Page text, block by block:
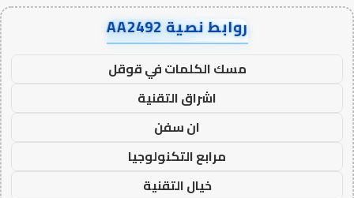
روابط نصية AA2492
مسك الكلمات في قوقل
اشراق التقنية
ان سفن
مرابع التكنولوجيا
خيال التقنية